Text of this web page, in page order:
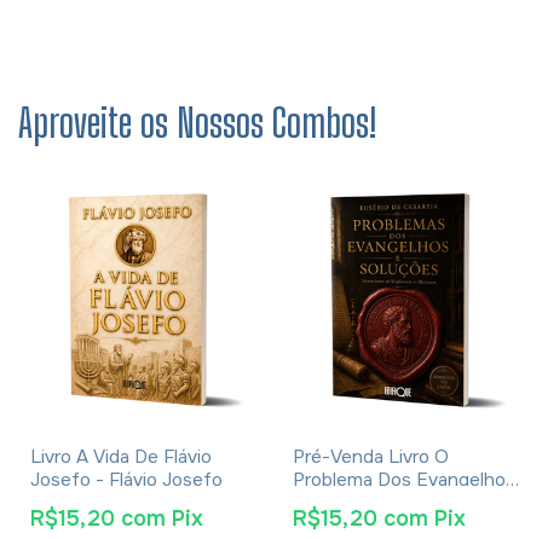
Aproveite os Nossos Combos!
Livro A Vida De Flávio
Josefo - Flávio Josefo
R$15,20 com Pix
Pré-Venda Livro O
Problema Dos Evangelhos
E Soluções- Eusébio De
Cesareia
R$15,20 com Pix